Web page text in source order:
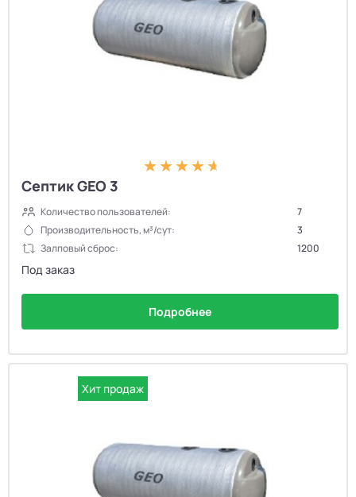
Септик GEO 3
Количество пользователей:
7
Производительность, м³/сут:
3
Залповый сброс:
1200
Под заказ
Подробнее
Хит продаж